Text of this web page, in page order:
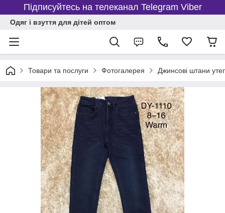
Підписуйтесь на телеканал Telegram Viber
Одяг і взуття для дітей оптом
Товари та послуги Фотогалерея Джинсові штани